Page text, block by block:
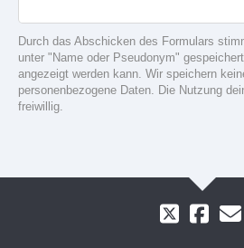
Durch das Abschicken des Formulars
unter "Name oder Pseudonym"
angezeigt werden kann. Wir speichern
personenbezogene Daten. Die Nutzung
freiwillig.